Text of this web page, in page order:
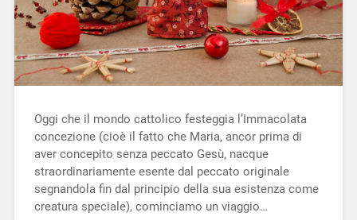
Oggi che il mondo cattolico festeggia l’Immacolata
concezione (cioè il fatto che Maria, ancor prima di
aver concepito senza peccato Gesù, nacque
straordinariamente esente dal peccato originale
segnandola fin dal principio della sua esistenza come
creatura speciale), cominciamo un viaggio…